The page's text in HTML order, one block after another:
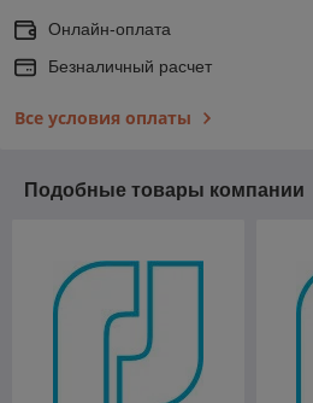
Онлайн-оплата
Безналичный расчет
Все условия оплаты
Подобные товары компании